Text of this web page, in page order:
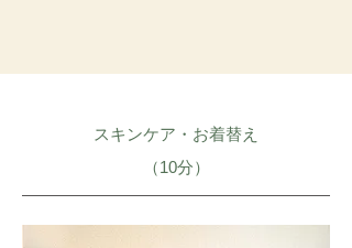
スキンケア・お着替え
​（10分）